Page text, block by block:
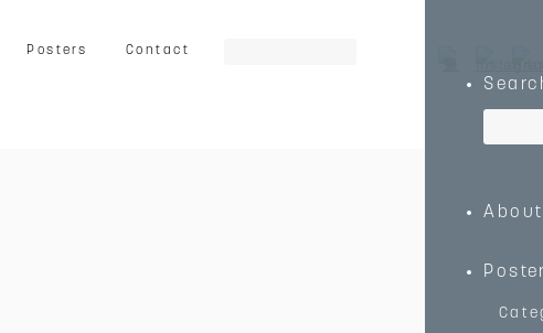
Posters Contact
About